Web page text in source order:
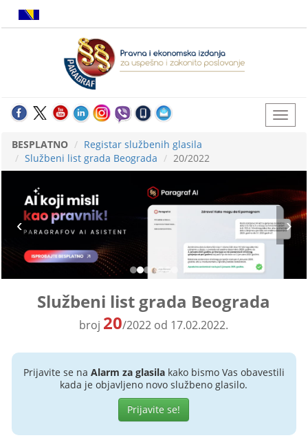
BESPLATNO
Registar službenih glasila
Službeni list grada Beograda
20/2022
Službeni list grada Beograda
broj 20/2022 od 17.02.2022.
Prijavite se na Alarm za glasilakako bismo Vas obavestili
kada je objavljeno novo službeno glasilo.
Prijavite se!